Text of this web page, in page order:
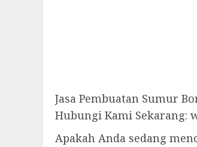
Jasa Pembuatan Sumur
Hubungi Kami Sekarang:
Apakah Anda sedang